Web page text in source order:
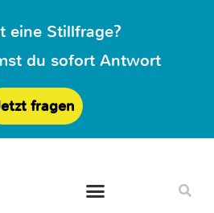
eine Stillfrage?
du sofort Antwort
fragen